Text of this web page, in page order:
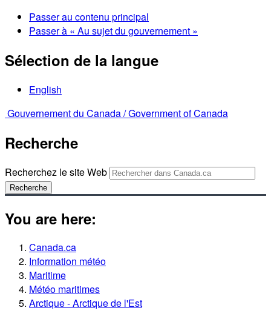
Passer au contenu principal
Passer à « Au sujet du gouvernement »
Sélection de la langue
English
Gouvernement du Canada /Government of Canada
Recherche
Recherchez le site Web
Recherche
You are here:
Canada.ca
Information météo
Maritime
Météo maritimes
Arctique - Arctique de l'Est